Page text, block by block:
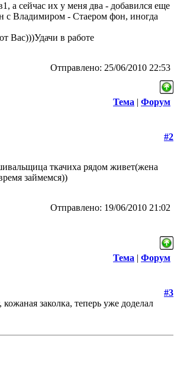
а сейчас их у меня два - добавился еще
с Владимиром - Стаером фон, иногда
Вас)))Удачи в работе
Отправлено: 25/06/2010 22:53
Тема | Форум
#2
ткачиха рядом живет(жена
займемся))
Отправлено: 19/06/2010 21:02
Тема | Форум
#3
заколка, теперь уже доделал